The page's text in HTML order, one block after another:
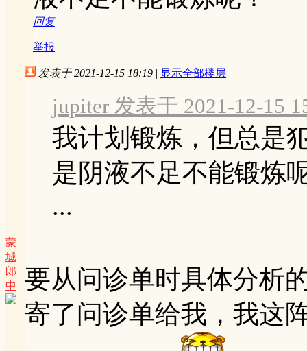
回复
举报
蒙
城
郎
中
发表于 2021-12-15 18:19 | 显示全部楼层
jupiter 发表于 2021-12-15
我计划锻炼，但总是
是阴液不足不能锻炼
...
要从问诊单时具体分析
寄了问诊单给我，我这